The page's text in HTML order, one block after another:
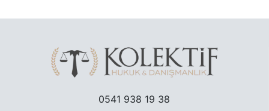
TRAFIK CEZASINA ITIRAZ SÜRECI
0541 938 19 38